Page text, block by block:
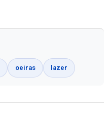
oeiras lazer